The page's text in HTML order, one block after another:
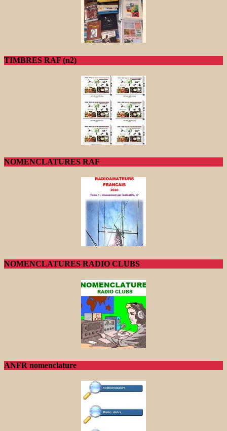
TIMBRES RAF (n2)
NOMENCLATURES RAF
NOMENCLATURES RADIO CLUBS
ANFR nomenclature